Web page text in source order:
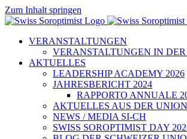
Zum Inhalt springen
VERANSTALTUNGEN
VERANSTALTUNGEN IN DER
AKTUELLES
LEADERSHIP ACADEMY 2026
JAHRESBERICHT 2024
RAPPORTO ANNUALE
AKTUELLES AUS DER UNION
NEWS / MEDIA SI-CH
SWISS SOROPTIMIST DAY